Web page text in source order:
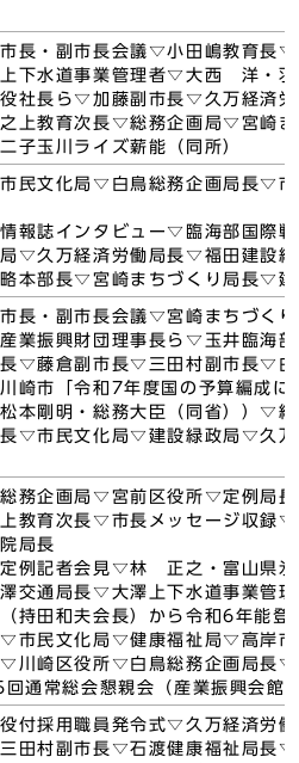
長・副市長会議▽小田嶋教育長▽
下水道事業管理者▽大西 洋・羽
役社長ら▽加藤副市長▽久万経済
上教育次長▽総務企画局▽宮崎ま
子玉川ライズ薪能（同所）
民文化局▽白鳥総務企画局長▽市
報誌インタビュー▽臨海部国際
▽久万経済労働局長▽福田建設
本部長▽宮崎まちづくり局長▽建
市長・副市長会議▽宮崎まちづ
業振興財団理事長ら▽玉井臨海
▽藤倉副市長▽三田村副市長▽白
崎市「令和7年度国の予算編成に
本剛明・総務大臣（同省））▽
長▽市民文化局▽建設緑政局▽久
総務企画局▽宮前区役所▽定例局
教育次長▽市長メッセージ収録▽
局長
定例記者会見▽林 正之・富山県
交通局長▽大澤上下水道事業管
持田和夫会長）から令和6年能登
▽市民文化局▽健康福祉局▽高岸
▽川崎区役所▽白鳥総務企画局長▽
通常総会懇親会（産業振興会館
付採用職員発令式▽久万経済労
三田村副市長▽石渡健康福祉局長